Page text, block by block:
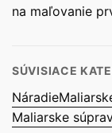
;
Moltopren
110
mm
na maľovanie
SÚVISIACE
Náradie
Maliarske